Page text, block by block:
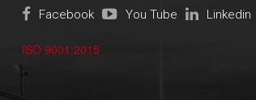
Facebook You Tube Linkedin
ISO 9001:2015